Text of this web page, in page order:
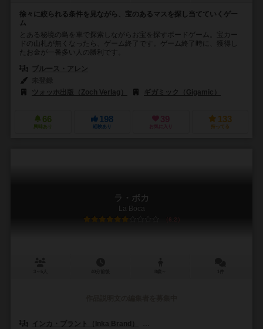
徐々に絞られる条件を見ながら、宝のあるマスを探し当てていくゲー
ム
とある秘境の島を車で探索しながらお宝を探すボードゲーム。宝カー
ドの山札が無くなったら、ゲーム終了です。ゲーム終了時に、獲得し
たお金が一番多い人の勝利です。
ブルース・アレン
ツォッホ出版（Zoch Verlag）
ギガミック（Gigamic）
66
興味あり
198
経験あり
39
お気に入り
133
持ってる
ラ・ボカ
La Boca
6.2
インカ・ブラント（Inka Brand）